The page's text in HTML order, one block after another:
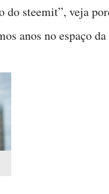
do steemit”, veja
anos no espaço